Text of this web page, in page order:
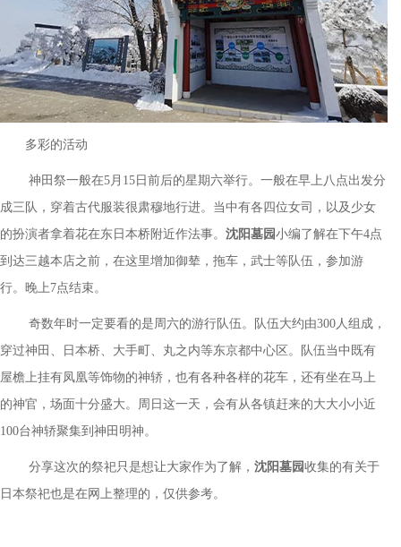
多彩的活动
神田祭一般在5月15日前后的星期六举行。一般在早上八点出发分
成三队，穿着古代服装很肃穆地行进。当中有各四位女司，以及少女
的扮演者拿着花在东日本桥附近作法事。 沈阳墓园小编了解在下午4点
到达三越本店之前，在这里增加御辇，拖车，武士等队伍，参加游
行。晚上7点结束。
奇数年时一定要看的是周六的游行队伍。队伍大约由300人组成，
穿过神田、日本桥、大手町、丸之内等东京都中心区。队伍当中既有
屋檐上挂有凤凰等饰物的神轿，也有各种各样的花车，还有坐在马上
的神官，场面十分盛大。周日这一天，会有从各镇赶来的大大小小近
100台神轿聚集到神田明神。
分享这次的祭祀只是想让大家作为了解， 沈阳墓园收集的有关于
日本祭祀也是在网上整理的，仅供参考。